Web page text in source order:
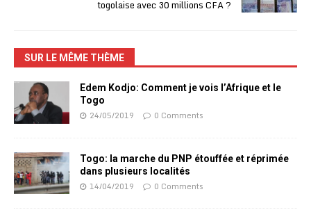
togolaise avec 30 millions CFA ?
SUR LE MÊME THÈME
Edem Kodjo: Comment je vois l’Afrique et le
Togo
24/05/2019 0 Comments
Togo: la marche du PNP étouffée et réprimée
dans plusieurs localités
14/04/2019 0 Comments